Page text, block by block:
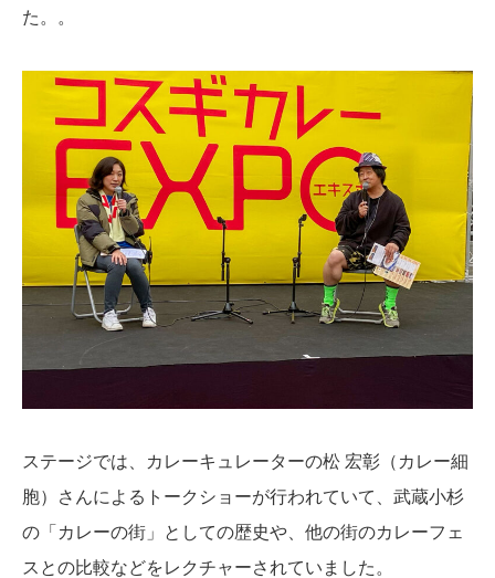
た。。
ステージでは、カレーキュレーターの松 宏彰（カレー細
胞）さんによるトークショーが行われていて、武蔵小杉
の「カレーの街」としての歴史や、他の街のカレーフェ
スとの比較などをレクチャーされていました。